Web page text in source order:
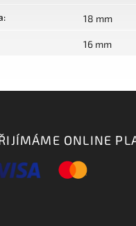
: 18 mm
16 mm
ONLINE